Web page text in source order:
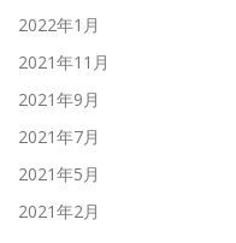
2022年1月
2021年11月
2021年9月
2021年7月
2021年5月
2021年2月